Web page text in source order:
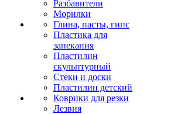
Разбавители
Морилки
Глина, пасты, гипс
Пластика для
запекания
Пластилин
скульптурный
Стеки и доски
Пластилин детский
Коврики для резки
Лезвия